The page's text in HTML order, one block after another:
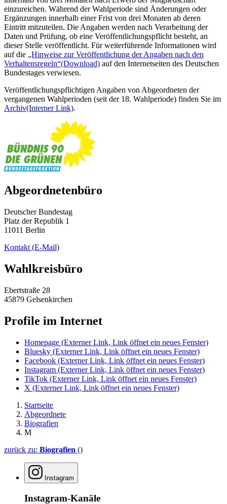
einzureichen. Während der Wahlperiode sind Änderungen oder
Ergänzungen innerhalb einer Frist von drei Monaten ab deren
Eintritt mitzuteilen. Die Angaben werden nach Verarbeitung der
Daten und Prüfung, ob eine Veröffentlichungspflicht besteht, an
dieser Stelle veröffentlicht. Für weiterführende Informationen wird
auf die „Hinweise zur Veröffentlichung der Angaben nach den
Verhaltensregeln“(Download) auf den Internetseiten des Deutschen
Bundestages verwiesen.
Veröffentlichungspflichtigen Angaben von Abgeordneten der
vergangenen Wahlperioden (seit der 18. Wahlperiode) finden Sie im
Archiv(Interner Link).
Abgeordnetenbüro
Deutscher Bundestag
Platz der Republik 1
11011 Berlin
Kontakt (E-Mail)
Wahlkreisbüro
Ebertstraße 28
45879 Gelsenkirchen
Profile im Internet
Homepage (Externer Link, Link öffnet ein neues Fenster)
Bluesky (Externer Link, Link öffnet ein neues Fenster)
Facebook (Externer Link, Link öffnet ein neues Fenster)
Instagram (Externer Link, Link öffnet ein neues Fenster)
TikTok (Externer Link, Link öffnet ein neues Fenster)
X (Externer Link, Link öffnet ein neues Fenster)
Startseite
Abgeordnete
Biografien
M
zurück zu: Biografien ()
Instagram
Instagram-Kanäle